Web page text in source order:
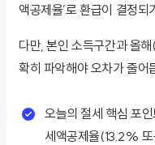
액공제율’로 환급이 결정
다만, 본인 소득구간과 올
확히 파악해야 오차가 줄어
오늘의 절세 핵심 포
세액공제율(13.2% 또